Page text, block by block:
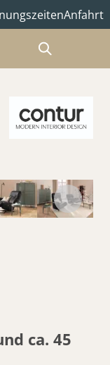
Anfahrt
ca. 45